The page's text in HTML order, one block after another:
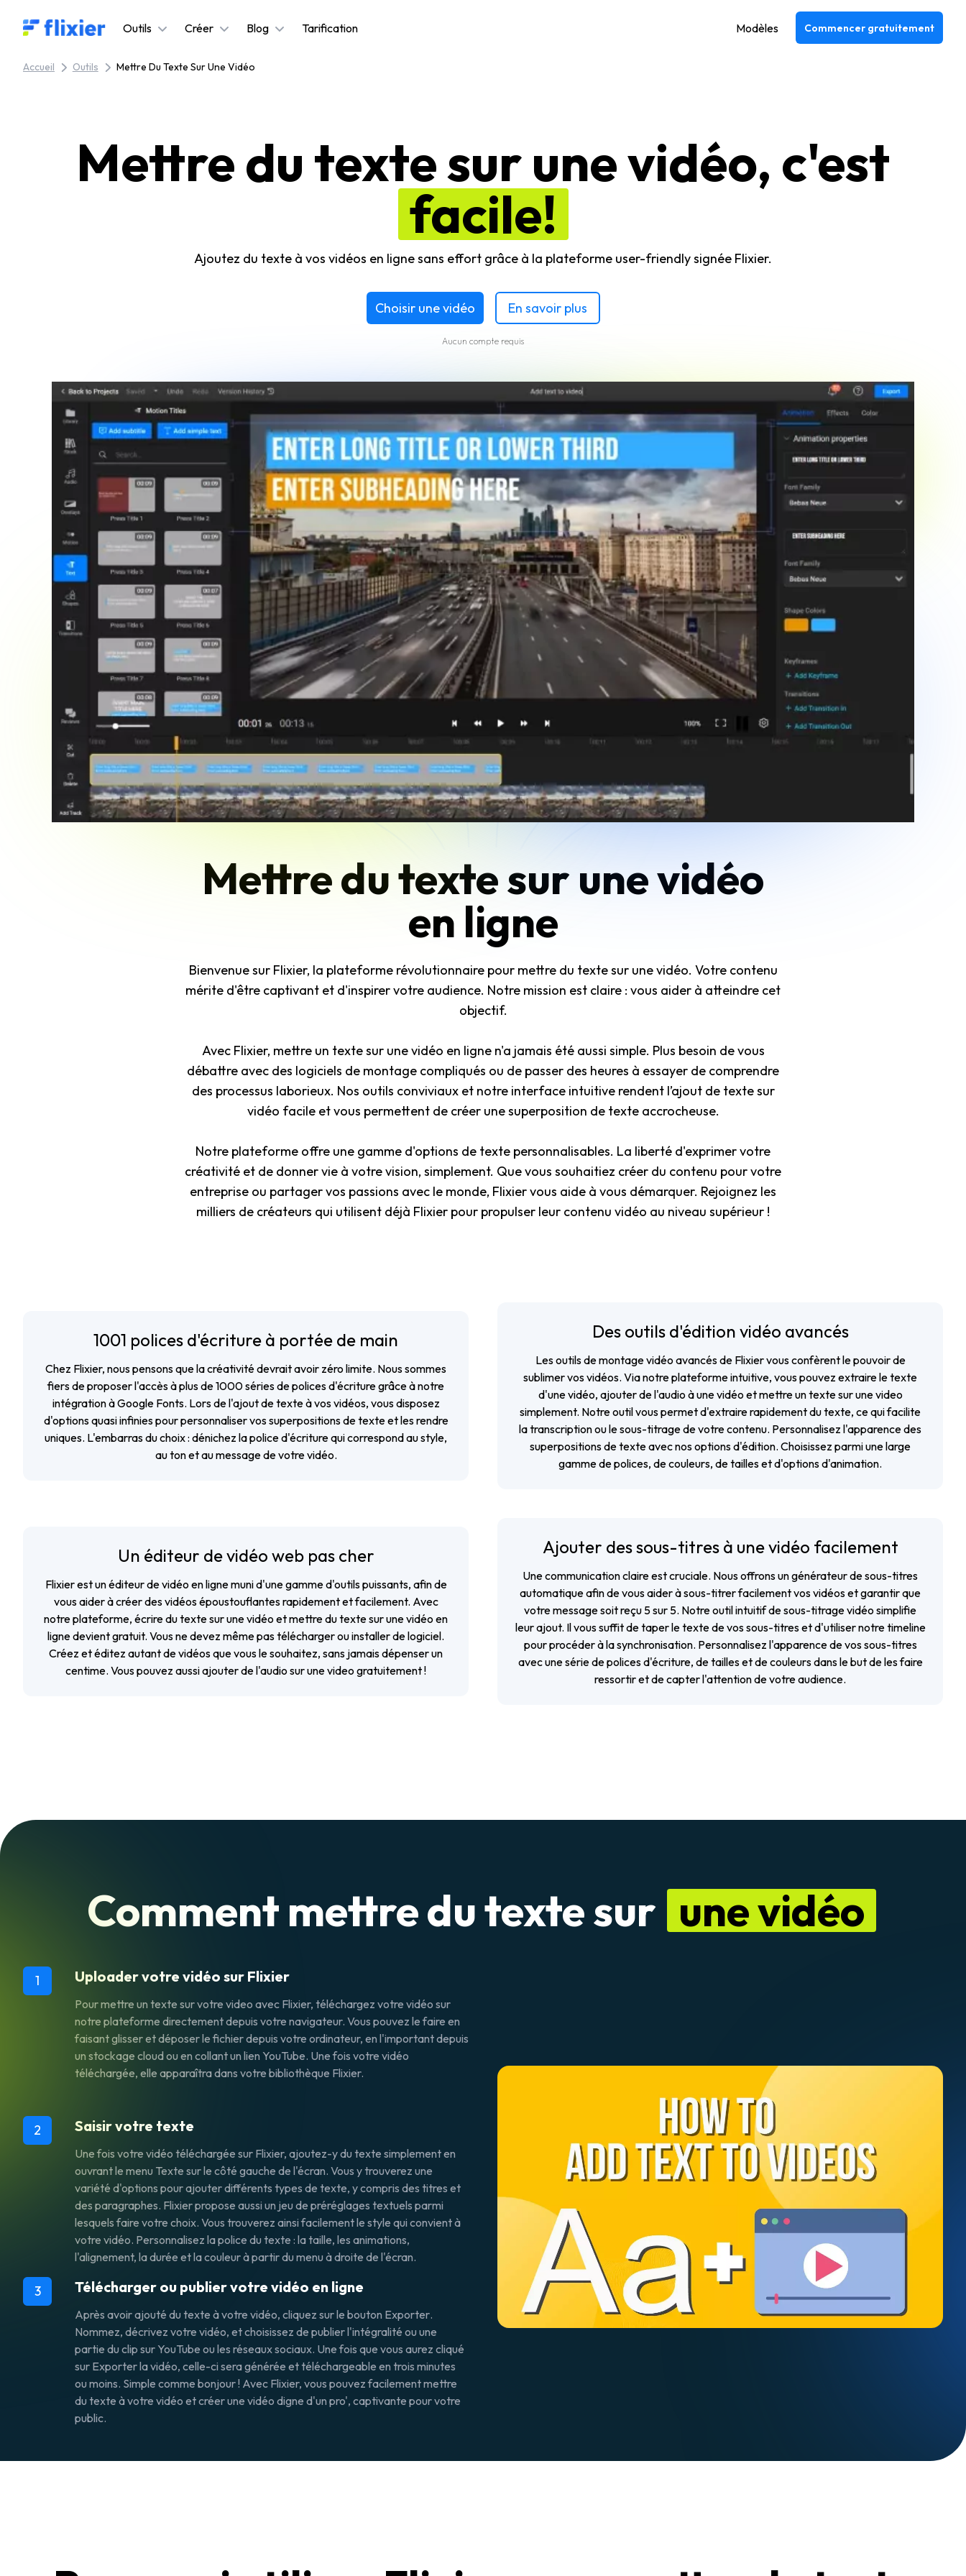
Flixier logo - Home Outils Créer Blog Tarification Modèles Commencer gratuitement
Accueil Outils Mettre Du Texte Sur Une Vidéo
Mettre du texte sur une vidéo, c'est
facile!
Ajoutez du texte à vos vidéos en ligne sans effort grâce à la plateforme user-friendly signée Flixier.
Choisir une vidéo En savoir plus
Aucun compte requis
Mettre du texte sur une vidéo
en ligne
Bienvenue sur Flixier, la plateforme révolutionnaire pour mettre du texte sur une vidéo. Votre contenu
mérite d'être captivant et d'inspirer votre audience. Notre mission est claire : vous aider à atteindre cet
objectif.
Avec Flixier, mettre un texte sur une vidéo en ligne n'a jamais été aussi simple. Plus besoin de vous
débattre avec des logiciels de montage compliqués ou de passer des heures à essayer de comprendre
des processus laborieux. Nos outils conviviaux et notre interface intuitive rendent l’ajout de texte sur
vidéo facile et vous permettent de créer une superposition de texte accrocheuse.
Notre plateforme offre une gamme d'options de texte personnalisables. La liberté d'exprimer votre
créativité et de donner vie à votre vision, simplement. Que vous souhaitiez créer du contenu pour votre
entreprise ou partager vos passions avec le monde, Flixier vous aide à vous démarquer. Rejoignez les
milliers de créateurs qui utilisent déjà Flixier pour propulser leur contenu vidéo au niveau supérieur !
1001 polices d'écriture à portée de main
Chez Flixier, nous pensons que la créativité devrait avoir zéro limite. Nous sommes
fiers de proposer l'accès à plus de 1000 séries de polices d'écriture grâce à notre
intégration à Google Fonts. Lors de l'ajout de texte à vos vidéos, vous disposez
d'options quasi infinies pour personnaliser vos superpositions de texte et les rendre
uniques. L'embarras du choix : dénichez la police d'écriture qui correspond au style,
au ton et au message de votre vidéo.
Des outils d'édition vidéo avancés
Les outils de montage vidéo avancés de Flixier vous confèrent le pouvoir de
sublimer vos vidéos. Via notre plateforme intuitive, vous pouvez extraire le texte
d'une vidéo, ajouter de l'audio à une vidéo et mettre un texte sur une video
simplement. Notre outil vous permet d'extraire rapidement du texte, ce qui facilite
la transcription ou le sous-titrage de votre contenu. Personnalisez l'apparence des
superpositions de texte avec nos options d'édition. Choisissez parmi une large
gamme de polices, de couleurs, de tailles et d'options d'animation.
Un éditeur de vidéo web pas cher
Flixier est un éditeur de vidéo en ligne muni d'une gamme d'outils puissants, afin de
vous aider à créer des vidéos époustouflantes rapidement et facilement. Avec
notre plateforme, écrire du texte sur une vidéo et mettre du texte sur une vidéo en
ligne devient gratuit. Vous ne devez même pas télécharger ou installer de logiciel.
Créez et éditez autant de vidéos que vous le souhaitez, sans jamais dépenser un
centime. Vous pouvez aussiajouter de l'audio sur une video gratuitement !
Ajouter des sous-titres à une vidéo facilement
Une communication claire est cruciale. Nous offrons un générateur de sous-titres
automatique afin de vous aider à sous-titrer facilement vos vidéos et garantir que
votre message soit reçu 5 sur 5. Notre outil intuitif de sous-titrage vidéo simplifie
leur ajout. Il vous suffit de taper le texte de vos sous-titres et d'utiliser notre timeline
pour procéder à la synchronisation. Personnalisez l'apparence de vos sous-titres
avec une série de polices d'écriture, de tailles et de couleurs dans le but de les faire
ressortir et de capter l'attention de votre audience.
Comment mettre du texte sur une vidéo
1 Uploader votre vidéo sur Flixier
Pour mettre un texte sur votre video avec Flixier, téléchargez votre vidéo sur
notre plateforme directement depuis votre navigateur. Vous pouvez le faire en
faisant glisser et déposer le fichier depuis votre ordinateur, en l'important depuis
un stockage cloud ou en collant un lien YouTube. Une fois votre vidéo
téléchargée, elle apparaîtra dans votre bibliothèque Flixier.
2 Saisir votre texte
Une fois votre vidéo téléchargée sur Flixier, ajoutez-y du texte simplement en
ouvrant le menu Texte sur le côté gauche de l'écran. Vous y trouverez une
variété d'options pour ajouter différents types de texte, y compris des titres et
des paragraphes. Flixier propose aussi un jeu de préréglages textuels parmi
lesquels faire votre choix. Vous trouverez ainsi facilement le style qui convient à
votre vidéo. Personnalisez la police du texte : la taille, les animations,
l'alignement, la durée et la couleur à partir du menu à droite de l'écran.
3 Télécharger ou publier votre vidéo en ligne
Après avoir ajouté du texte à votre vidéo, cliquez sur le bouton Exporter.
Nommez, décrivez votre vidéo, et choisissez de publier l'intégralité ou une
partie du clip sur YouTube ou les réseaux sociaux. Une fois que vous aurez cliqué
sur Exporter la vidéo, celle-ci sera générée et téléchargeable en trois minutes
ou moins. Simple comme bonjour ! Avec Flixier, vous pouvez facilement mettre
du texte à votre vidéo et créer une vidéo digne d'un pro', captivante pour votre
public.